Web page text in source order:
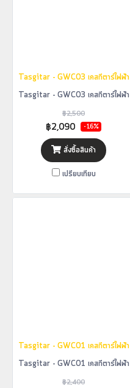
Tasgitar - GWC03 เคสกีตาร์ไฟฟ้า
Tasgitar - GWC03 เคสกีตาร์ไฟฟ้า
฿2,500
฿2,090 -16%
สั่งซื้อสินค้า
เปรียบเทียบ
Tasgitar - GWC01 เคสกีตาร์ไฟฟ้า
Tasgitar - GWC01 เคสกีตาร์ไฟฟ้า
฿2,400